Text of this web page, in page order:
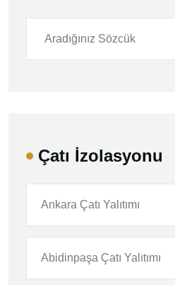
Çatı İzolasyonu
Ankara Çatı Yalıtımı
Abidinpaşa Çatı Yalıtımı